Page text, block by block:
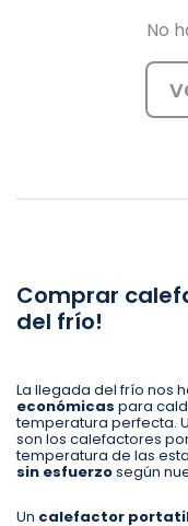
No
Comprar
del frío!
La llegada del frío nos
económicas para
temperatura perfecta.
son los calefactores
temperatura de las
sin esfuerzosegún
Un calefactor